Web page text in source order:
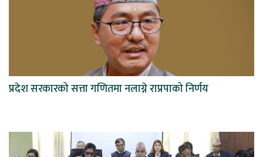
प्रदेश सरकारको सत्ता गणितमा नलाग्ने राप्रपाको निर्णय